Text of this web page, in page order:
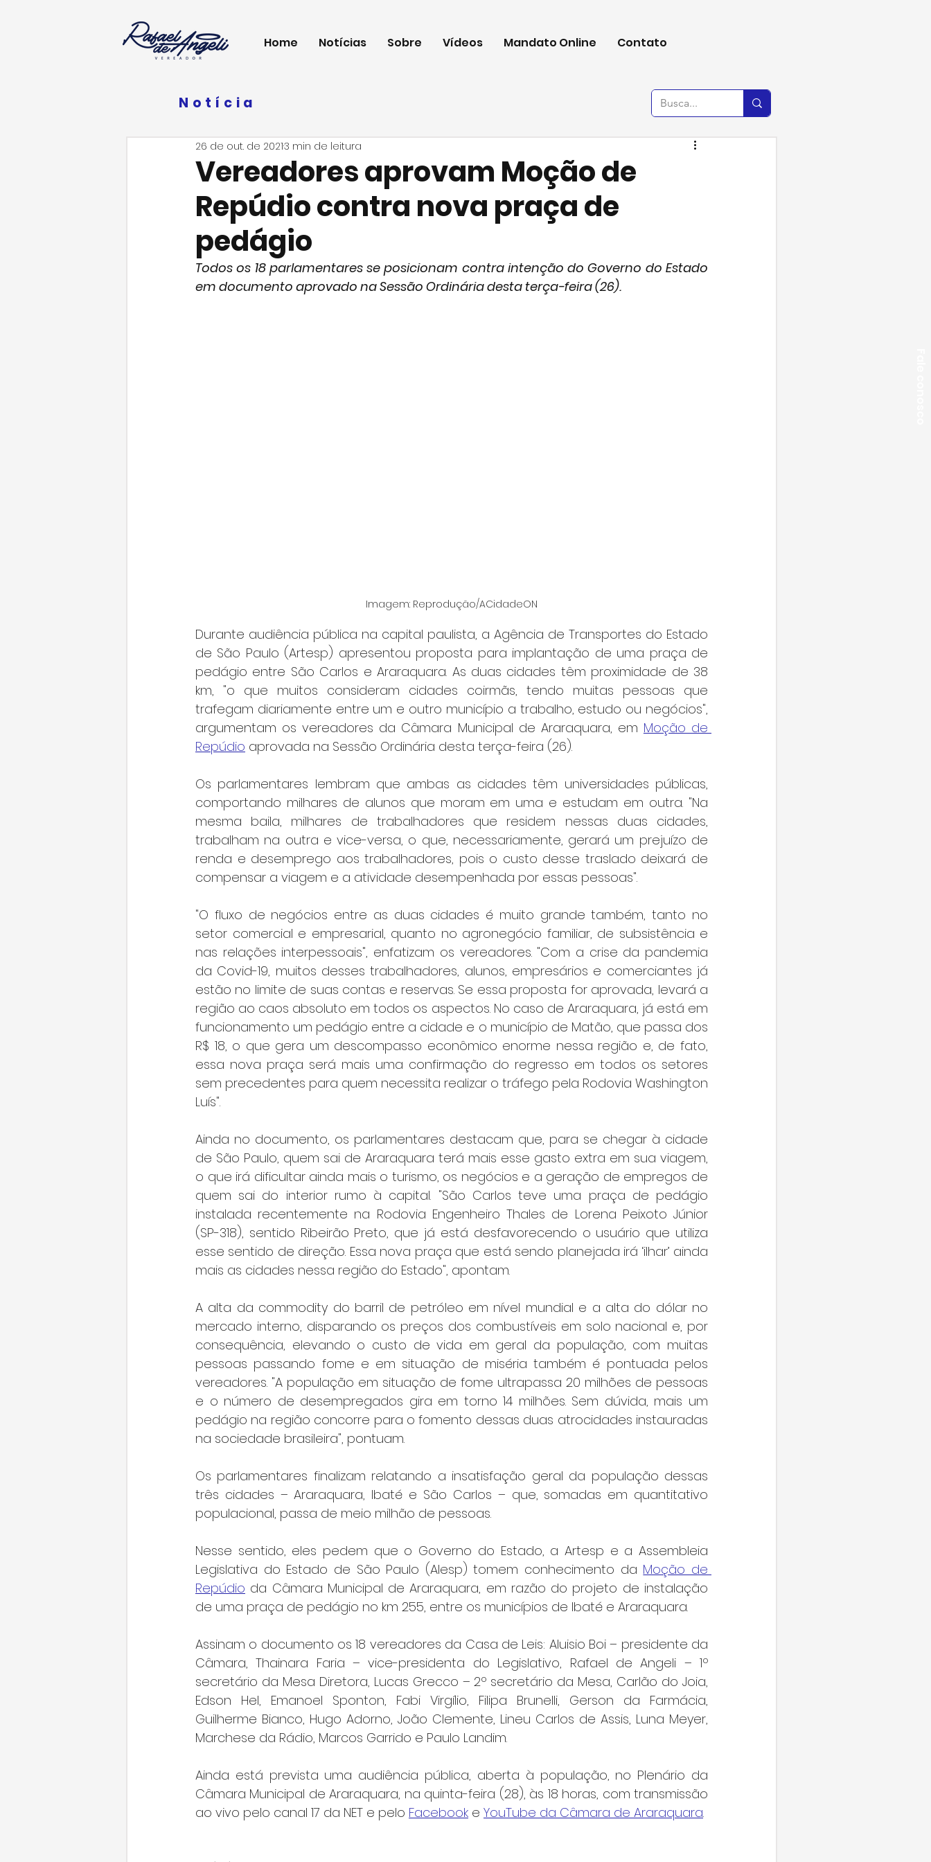
Home Notícias Sobre Vídeos Mandato Online Contato
Notícia
Vereadores aprovam Moção de
Repúdio contra nova praça de
pedágio
26 de out. de 20213 min de leitura
Todos os 18 parlamentares se posicionam contra intenção do Governo do Estado
em documento aprovado na Sessão Ordinária desta terça-feira (26).
Imagem: Reprodução/ACidadeON
Durante audiência pública na capital paulista, a Agência de Transportes do Estado
de São Paulo (Artesp) apresentou proposta para implantação de uma praça de
pedágio entre São Carlos e Araraquara. As duas cidades têm proximidade de 38
km, "o que muitos consideram cidades coirmãs, tendo muitas pessoas que
trafegam diariamente entre um e outro município a trabalho, estudo ou negócios",
argumentam os vereadores da Câmara Municipal de Araraquara, em Moção de
Repúdio aprovada na Sessão Ordinária desta terça-feira (26).
Os parlamentares lembram que ambas as cidades têm universidades públicas,
comportando milhares de alunos que moram em uma e estudam em outra. "Na
mesma baila, milhares de trabalhadores que residem nessas duas cidades,
trabalham na outra e vice-versa, o que, necessariamente, gerará um prejuízo de
renda e desemprego aos trabalhadores, pois o custo desse traslado deixará de
compensar a viagem e a atividade desempenhada por essas pessoas".
"O fluxo de negócios entre as duas cidades é muito grande também, tanto no
setor comercial e empresarial, quanto no agronegócio familiar, de subsistência e
nas relações interpessoais", enfatizam os vereadores. "Com a crise da pandemia
da Covid-19, muitos desses trabalhadores, alunos, empresários e comerciantes já
estão no limite de suas contas e reservas. Se essa proposta for aprovada, levará a
região ao caos absoluto em todos os aspectos. No caso de Araraquara, já está em
funcionamento um pedágio entre a cidade e o município de Matão, que passa dos
R$ 18, o que gera um descompasso econômico enorme nessa região e, de fato,
essa nova praça será mais uma confirmação do regresso em todos os setores
sem precedentes para quem necessita realizar o tráfego pela Rodovia Washington
Luís".
Ainda no documento, os parlamentares destacam que, para se chegar à cidade
de São Paulo, quem sai de Araraquara terá mais esse gasto extra em sua viagem,
o que irá dificultar ainda mais o turismo, os negócios e a geração de empregos de
quem sai do interior rumo à capital. "São Carlos teve uma praça de pedágio
instalada recentemente na Rodovia Engenheiro Thales de Lorena Peixoto Júnior
(SP-318), sentido Ribeirão Preto, que já está desfavorecendo o usuário que utiliza
esse sentido de direção. Essa nova praça que está sendo planejada irá ‘ilhar’ ainda
mais as cidades nessa região do Estado", apontam.
A alta da commodity do barril de petróleo em nível mundial e a alta do dólar no
mercado interno, disparando os preços dos combustíveis em solo nacional e, por
consequência, elevando o custo de vida em geral da população, com muitas
pessoas passando fome e em situação de miséria também é pontuada pelos
vereadores. "A população em situação de fome ultrapassa 20 milhões de pessoas
e o número de desempregados gira em torno 14 milhões. Sem dúvida, mais um
pedágio na região concorre para o fomento dessas duas atrocidades instauradas
na sociedade brasileira", pontuam.
Os parlamentares finalizam relatando a insatisfação geral da população dessas
três cidades – Araraquara, Ibaté e São Carlos – que, somadas em quantitativo
populacional, passa de meio milhão de pessoas.
Nesse sentido, eles pedem que o Governo do Estado, a Artesp e a Assembleia
Legislativa do Estado de São Paulo (Alesp) tomem conhecimento da Moção de
Repúdio da Câmara Municipal de Araraquara, em razão do projeto de instalação
de uma praça de pedágio no km 255, entre os municípios de Ibaté e Araraquara.
Assinam o documento os 18 vereadores da Casa de Leis: Aluisio Boi – presidente da
Câmara, Thainara Faria – vice-presidenta do Legislativo, Rafael de Angeli – 1º
secretário da Mesa Diretora, Lucas Grecco – 2º secretário da Mesa, Carlão do Joia,
Edson Hel, Emanoel Sponton, Fabi Virgílio, Filipa Brunelli, Gerson da Farmácia,
Guilherme Bianco, Hugo Adorno, João Clemente, Lineu Carlos de Assis, Luna Meyer,
Marchese da Rádio, Marcos Garrido e Paulo Landim.
Ainda está prevista uma audiência pública, aberta à população, no Plenário da
Câmara Municipal de Araraquara, na quinta-feira (28), às 18 horas, com transmissão
ao vivo pelo canal 17 da NET e pelo Facebook e YouTube da Câmara de Araraquara.